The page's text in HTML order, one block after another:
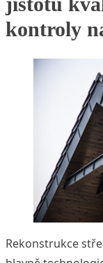
kontroly
Rekonstrukce